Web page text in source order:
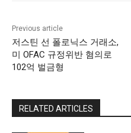
Previous article
저스틴 선 폴로닉스 거래소,
미 OFAC 규정위반 혐의로
102억 벌금형
RELATED ARTICLES